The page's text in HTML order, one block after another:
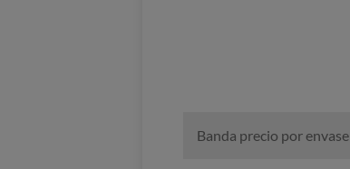
Banda precio por envase